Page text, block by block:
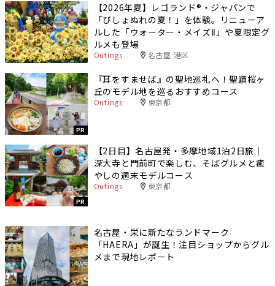
【2026年夏】レゴランド®・ジャパンで
「びしょぬれの夏！」を体験。リニューア
ルした「ウォーター・メイズⅡ」や夏限定グ
ルメも登場
Outings 名古屋 港区
PR
『耳をすませば』の聖地巡礼へ！聖蹟桜ヶ
丘のモデル地を巡るおすすめコース
Outings 東京都
PR
【2日目】名古屋発・多摩地域1泊2日旅｜
深大寺と門前町で楽しむ、そばグルメと癒
やしの週末モデルコース
Outings 東京都
名古屋・栄に新たなランドマーク
「HAERA」が誕生！注目ショップからグル
メまで現地レポート